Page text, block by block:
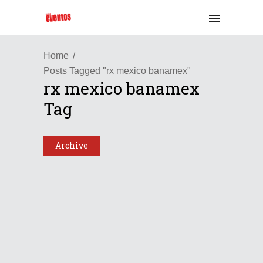
Home
Posts Tagged "rx mexico banamex"
rx mexico banamex
Tag
Archive